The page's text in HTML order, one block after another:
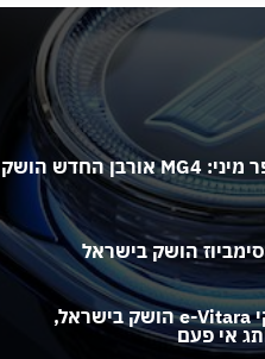
משפחתית במחיר של סופר מיני: MG4 אורבן החדש הושק
סימביוז הושק בישראל
מרים את השאלטר: סוזוקי e-Vitara הושק בישראל,
אי פעם